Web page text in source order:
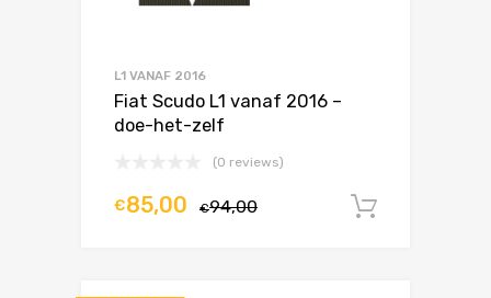
L1 VANAF 2016
Fiat Scudo L1 vanaf 2016 –
doe-het-zelf
(0 reviews)
€94,00
€85,00